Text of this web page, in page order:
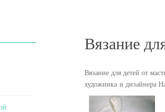
Вязание
Вязание для детей от
художника и дизайнера